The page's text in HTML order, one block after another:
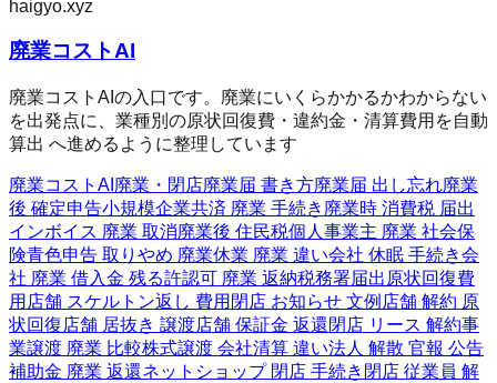
haigyo.xyz
廃業コストAI
廃業コストAIの入口です。廃業にいくらかかるかわからない
を出発点に、業種別の原状回復費・違約金・清算費用を自動
算出 へ進めるように整理しています
廃業コストAI 廃業・閉店廃業届 書き方廃業届 出し忘れ廃業
後 確定申告小規模企業共済 廃業 手続き 廃業時 消費税 届出
インボイス 廃業 取消廃業後 住民税個人事業主 廃業 社会保
険青色申告 取りやめ 廃業休業 廃業 違い会社 休眠 手続き会
社 廃業 借入金 残る許認可 廃業 返納税務署届出 原状回復費
用 店舗 スケルトン返し 費用 閉店 お知らせ 文例 店舗 解約 原
状回復店舗 居抜き 譲渡店舗 保証金 返還閉店 リース 解約事
業譲渡 廃業 比較株式譲渡 会社清算 違い法人 解散 官報 公告
補助金 廃業 返還ネットショップ 閉店 手続き 閉店 従業員 解